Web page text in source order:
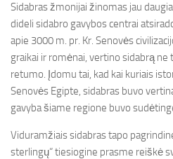
Sidabras žmonijai žinomas jau
dideli sidabro gavybos centrai
apie 3000 m. pr. Kr. Senovės
graikai ir romėnai, vertino sidabrą ne
retumo. Įdomu tai, kad kai kuriais
Senovės Egipte, sidabras buvo
gavyba šiame regione buvo
Viduramžiais sidabras tapo
sterlingų“ tiesiogine prasme reiškė